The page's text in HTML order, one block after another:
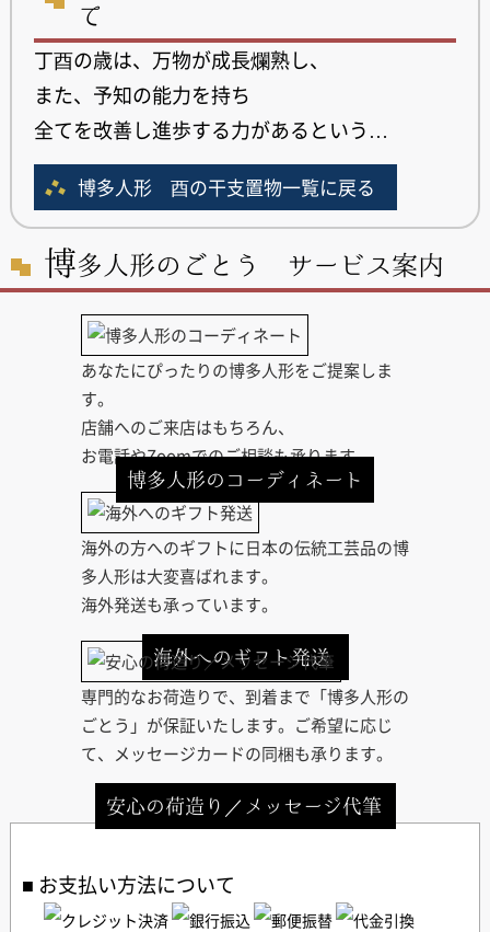
て
丁酉の歳は、万物が成長爛熟し、
また、予知の能力を持ち
全てを改善し進歩する力があるという…
博多人形 酉の干支置物一覧に戻る
博多人形のごとう サービス案内
博多人形のコーディネート
あなたにぴったりの博多人形をご提案しま
す。
店舗へのご来店はもちろん、
お電話やZoomでのご相談も承ります。
海外へのギフト発送
海外の方へのギフトに日本の伝統工芸品の博
多人形は大変喜ばれます。
海外発送も承っています。
安心の荷造り／メッセージ代筆
専門的なお荷造りで、到着まで「博多人形の
ごとう」が保証いたします。ご希望に応じ
て、メッセージカードの同梱も承ります。
お支払い方法について